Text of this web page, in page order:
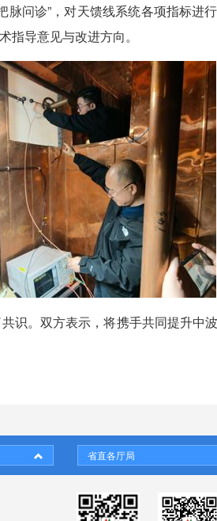
问诊”，对天馈线系统各项指标进
导意见与改进方向。
识。双方表示，将携手共同提升中
省直各厅局